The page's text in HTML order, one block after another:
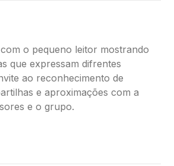
o pequeno leitor mostrando
que expressam difrentes
ao reconhecimento de
e aproximações com a
e o grupo.